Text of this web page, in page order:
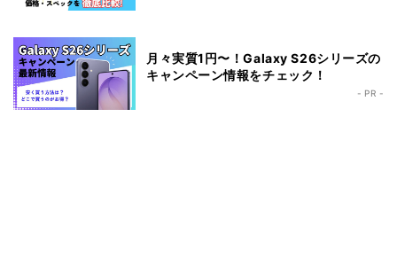
月々実質1円〜！Galaxy S26シリーズの
キャンペーン情報をチェック！
- PR -